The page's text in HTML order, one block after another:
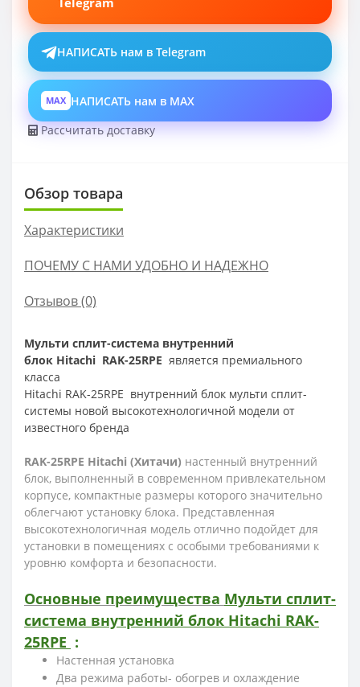
НАПИСАТЬ нам в Telegram
MAX НАПИСАТЬ нам в MAX
Рассчитать доставку
Обзор товара
Характеристики
ПОЧЕМУ С НАМИ УДОБНО И НАДЕЖНО
Отзывов (0)
Мульти сплит-система внутренний
блок Hitachi RAK-25RPE является премиального
класса
Hitachi RAK-25RPE внутренний блок мульти сплит-
системы новой высокотехнологичной модели от
известного бренда
RAK-25RPE Hitachi (Хитачи) настенный внутренний
блок, выполненный в современном привлекательном
корпусе, компактные размеры которого значительно
облегчают установку блока. Представленная
высокотехнологичная модель отлично подойдет для
установки в помещениях с особыми требованиями к
уровню комфорта и безопасности.
Основные преимущества Мульти сплит-
система внутренний блок Hitachi RAK-
25RPE :
Настенная установка
Два режима работы- обогрев и охлаждение